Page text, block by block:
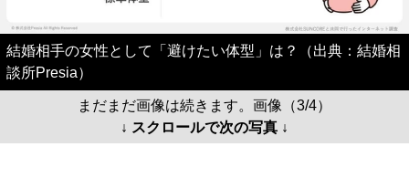
結婚相手の女性として「避けたい体型」は？（出典：結婚相
談所Presia）
まだまだ画像は続きます。画像（3/4）
↓ スクロールで次の写真 ↓